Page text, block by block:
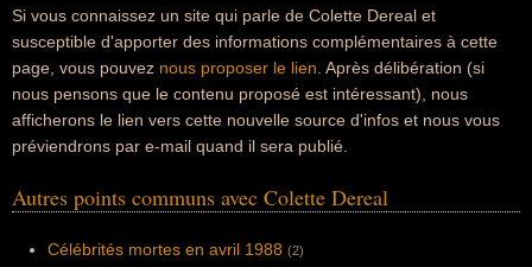
Si vous connaissez un site qui parle de Colette Dereal et
susceptible d'apporter des informations complémentaires à cette
page, vous pouvez nous proposer le lien . Après délibération (si
nous pensons que le contenu proposé est intéressant), nous
afficherons le lien vers cette nouvelle source d'infos et nous vous
préviendrons par e-mail quand il sera publié.
Autres points communs avec Colette Dereal
Célébrités mortes en avril 1988 (2)